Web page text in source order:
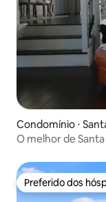
Condomínio ⋅
O melhor de
Preferido dos
Preferido dos